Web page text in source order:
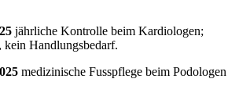
jährliche Kontrolle beim Kardiologen;
kein Handlungsbedarf.
medizinische Fusspflege beim Podologen